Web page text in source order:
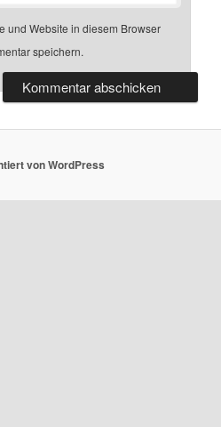
und Website in diesem Browser
speichern.
von WordPress